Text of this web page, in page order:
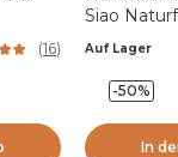
(16)
Siao
Auf Lager
-50%
In